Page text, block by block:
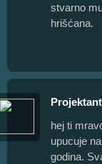
stvarno
hrišćana.
Projektant
hej ti
upucuje
godina.